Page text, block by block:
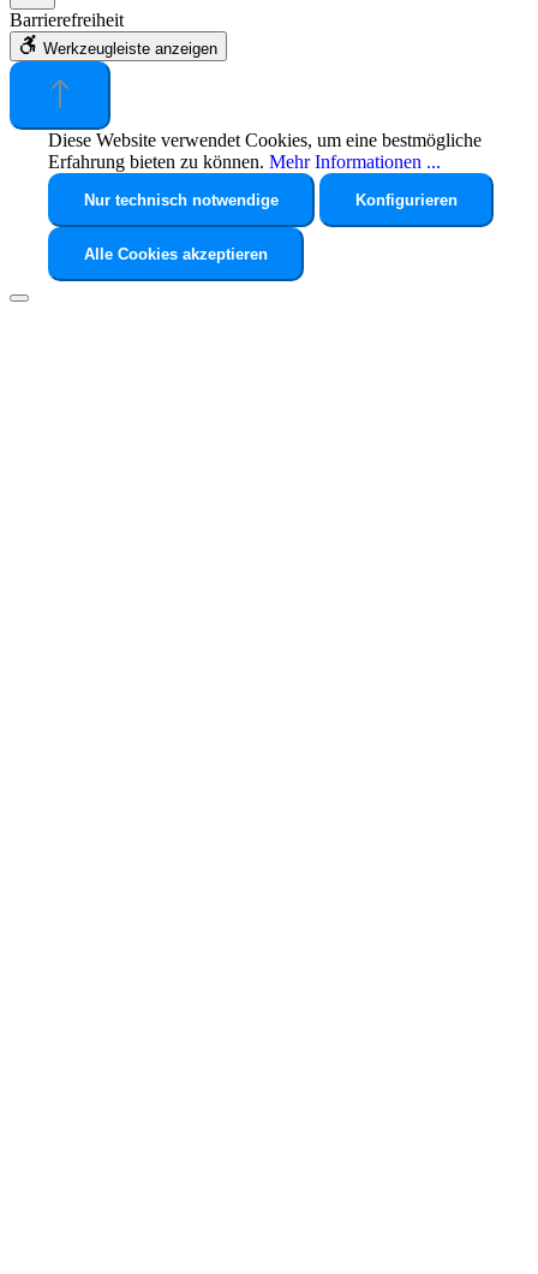
Barrierefreiheit
Werkzeugleiste anzeigen
Diese Website verwendet Cookies, um eine bestmögliche
Erfahrung bieten zu können. Mehr Informationen ...
Nur technisch notwendige Konfigurieren
Alle Cookies akzeptieren